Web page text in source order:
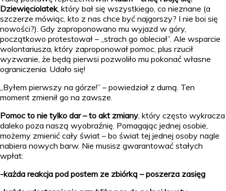
Dziewięciolatek, który bał się wszystkiego, co nieznane (a
szczerze mówiąc, kto z nas chce być najgorszy? I nie boi się
nowości?). Gdy zaproponowano mu wyjazd w góry,
początkowo protestował – „strach go obleciał”. Ale wsparcie
wolontariusza, który zaproponował pomoc, plus rzucił
wyzwanie, że będą pierwsi pozwoliło mu pokonać własne
ograniczenia. Udało się!
„Byłem pierwszy na górze!” – powiedział z dumą. Ten
moment zmienił go na zawsze.
Pomoc to nie tylko dar – to akt zmiany, który często wykracza
daleko poza naszą wyobraźnię. Pomagając jednej osobie,
możemy zmienić cały świat – bo świat tej jednej osoby nagle
nabiera nowych barw. Nie musisz gwarantować stałych
wpłat:
-każda reakcja pod postem ze zbiórką – poszerza zasięg